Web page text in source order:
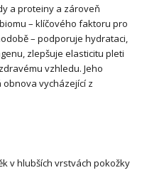
a proteiny a zároveň
– klíčového faktoru pro
– podporuje hydrataci,
zlepšuje elasticitu pleti
vzhledu. Jeho
vycházející z
v hlubších vrstvách pokožky